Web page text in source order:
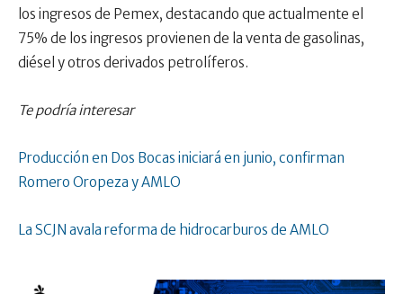
los ingresos de Pemex, destacando que actualmente el
75% de los ingresos provienen de la venta de gasolinas,
diésel y otros derivados petrolíferos.
Te podría interesar
Producción en Dos Bocas iniciará en junio, confirman
Romero Oropeza y AMLO
La SCJN avala reforma de hidrocarburos de AMLO